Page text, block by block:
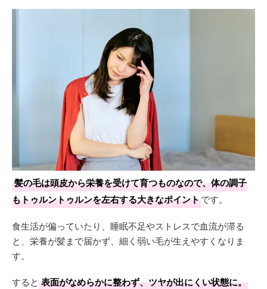
髪の毛は頭皮から栄養を受けて育つものなので、体の調子
もトゥルントゥルンを左右する大きなポイントです。
食生活が偏っていたり、睡眠不足やストレスで血流が滞る
と、栄養が髪まで届かず、細く弱い毛が生えやすくなりま
す。
すると 表面がなめらかに整わず、ツヤが出にくい状態に。